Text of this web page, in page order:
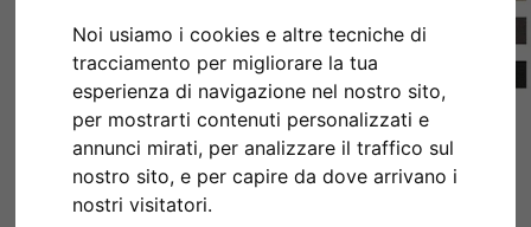
Noi usiamo i cookies e altre tecniche di
tracciamento per migliorare la tua
esperienza di navigazione nel nostro sito,
per mostrarti contenuti personalizzati e
annunci mirati, per analizzare il traffico sul
nostro sito, e per capire da dove arrivano i
nostri visitatori.
Indietro